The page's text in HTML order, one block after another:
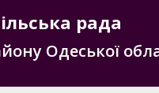
рада
Одеської